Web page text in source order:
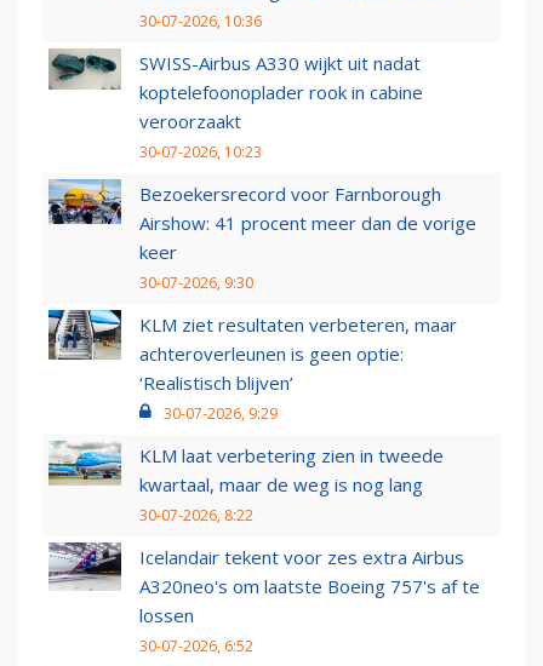
30-07-2026, 10:36
SWISS-Airbus A330 wijkt uit nadat
koptelefoonoplader rook in cabine
veroorzaakt
30-07-2026, 10:23
Bezoekersrecord voor Farnborough
Airshow: 41 procent meer dan de vorige
keer
30-07-2026, 9:30
KLM ziet resultaten verbeteren, maar
achteroverleunen is geen optie:
‘Realistisch blijven’
30-07-2026, 9:29
KLM laat verbetering zien in tweede
kwartaal, maar de weg is nog lang
30-07-2026, 8:22
Icelandair tekent voor zes extra Airbus
A320neo's om laatste Boeing 757's af te
lossen
30-07-2026, 6:52